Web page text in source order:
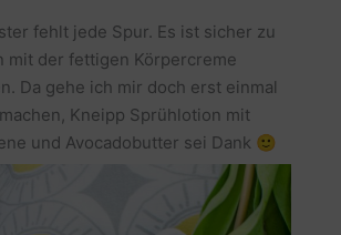
fehlt jede Spur. Es ist sicher zu
mit der fettigen Körpercreme
Da gehe ich mir doch erst einmal
Kneipp Sprühlotion mit
und Avocadobutter sei Dank 🙂